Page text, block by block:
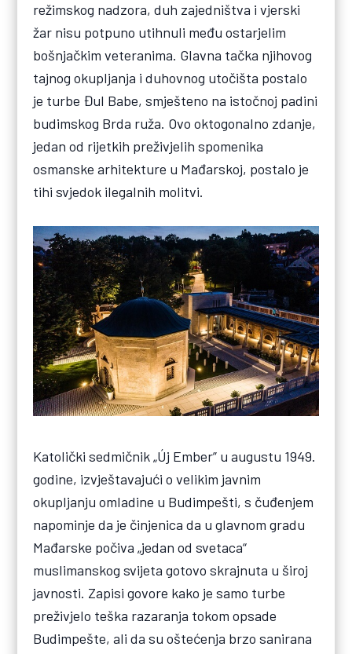
režimskog nadzora, duh zajedništva i vjerski
žar nisu potpuno utihnuli među ostarjelim
bošnjačkim veteranima. Glavna tačka njihovog
tajnog okupljanja i duhovnog utočišta postalo
je turbe Đul Babe, smješteno na istočnoj padini
budimskog Brda ruža. Ovo oktogonalno zdanje,
jedan od rijetkih preživjelih spomenika
osmanske arhitekture u Mađarskoj, postalo je
tihi svjedok ilegalnih molitvi.
Katolički sedmičnik „Új Ember” u augustu 1949.
godine, izvještavajući o velikim javnim
okupljanju omladine u Budimpešti, s čuđenjem
napominje da je činjenica da u glavnom gradu
Mađarske počiva „jedan od svetaca“
muslimanskog svijeta gotovo skrajnuta u široj
javnosti. Zapisi govore kako je samo turbe
preživjelo teška razaranja tokom opsade
Budimpešte, ali da su oštećenja brzo sanirana